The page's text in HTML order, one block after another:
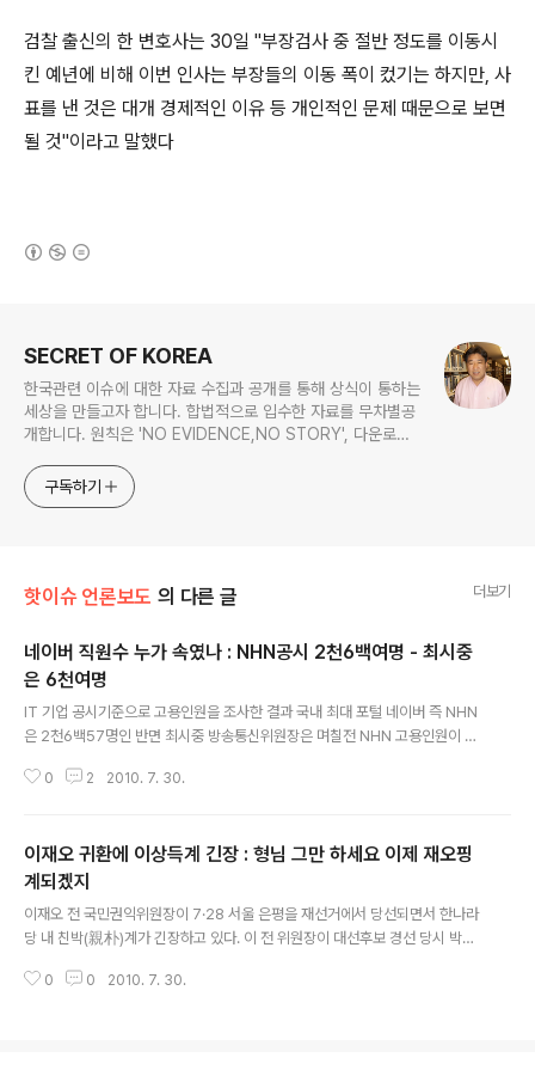
검찰 출신의 한 변호사는 30일 "부장검사 중 절반 정도를 이동시
킨 예년에 비해 이번 인사는 부장들의 이동 폭이 컸기는 하지만, 사
표를 낸 것은 대개 경제적인 이유 등 개인적인 문제 때문으로 보면
될 것"이라고 말했다
SECRET OF KOREA
한국관련 이슈에 대한 자료 수집과 공개를 통해 상식이 통하는
세상을 만들고자 합니다. 합법적으로 입수한 자료를 무차별공
개합니다. 원칙은 'NO EVIDENCE,NO STORY', 다운로드
jesim56@gmail.com, 안보일때는 구글리더나 RSS로!!
구독하기
핫이슈 언론보도 의 다른 글 더보기
네이버 직원수 누가 속였나 : NHN공시 2천6백여명 - 최시중
은 6천여명
IT 기업 공시기준으로 고용인원을 조사한 결과 국내 최대 포털 네이버 즉 NHN
은 2천6백57명인 반면 최시중 방송통신위원장은 며칠전 NHN 고용인원이 6
히 2천6백여명과 6천여명으로 편차가 2배이상에 달해 비정규직을 고려하더라
명으로 밝힌 것은 아닌지 궁금증이 증폭되고 있으며 이경우 누가 정보를 전달했
는지도 관심의 대상입니다 조선일보 웹사이트에 게재된 연합뉴스 기사[http://
news.chosun.com/site/data/html_dir/2010/07/30/20100730003
79.ht..
0 2 2010. 7. 30.
이재오 귀환에 이상득계 긴장 : 형님 그만 하세요 이제 재오핑
계되겠지
이재오 전 국민권익위원장이 7·28 서울 은평을 재선거에서 당선되면서 한나라
당 내 친박(親朴)계가 긴장하고 있다. 이 전 위원장이 대선후보 경선 당시 박근
박계 못지않게 여권 실세인 이상득 의원계도 촉각을 곤두세우고 있는 것으로 알
0 0 2010. 7. 30.